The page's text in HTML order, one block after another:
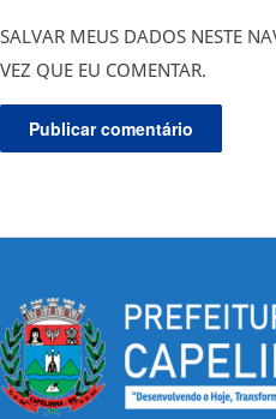
SALVAR MEUS DADOS NESTE
VEZ QUE EU COMENTAR.